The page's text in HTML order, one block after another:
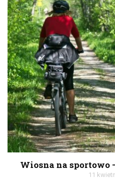
Wiosna na sportowo
11